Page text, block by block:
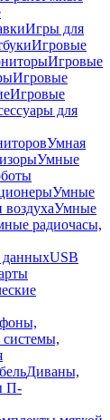
Игры для
Игровые
Игровые
Игровые
Игровые
для
Умная
Умные
Умные
Умные
радиочасы,
данныхUSB
Диваны,
П-